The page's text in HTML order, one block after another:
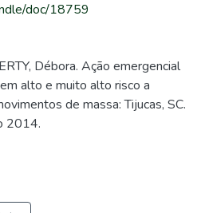
doc/18759
Débora. Ação emergencial
alto e muito alto risco a
de massa: Tijucas, SC.
2014.